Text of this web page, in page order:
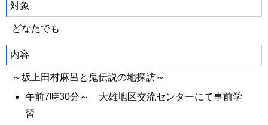
対象
どなたでも
内容
～坂上田村麻呂と鬼伝説の地探訪～
午前7時30分～ 大雄地区交流センターにて事前学
習